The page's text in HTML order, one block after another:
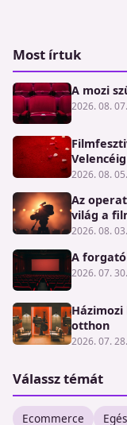
Most írtuk
A mozi
2026. 08. 07.
Velencéig
2026. 08. 05.
Az
világ a
2026. 08. 03.
A
2026. 07. 30.
otthon
2026. 07. 28.
Válassz témát
Ecommerce